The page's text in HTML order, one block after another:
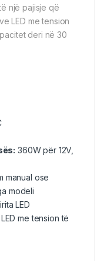
një pajisje që
LED me tension
deri në 30
360W për 12V,
manual ose
modeli
LED
me tension të